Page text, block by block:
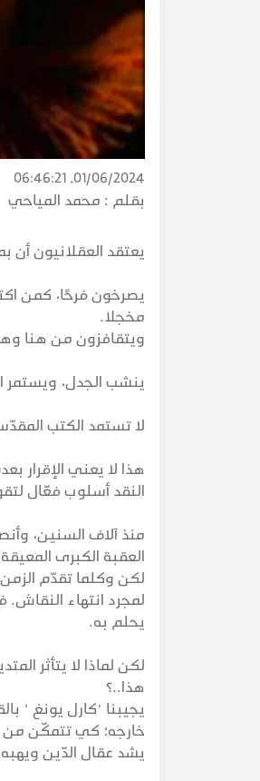
01/06/2024, 06:46:21
بقلم : محمد المياحي
يعتقد العقلانيون
يصرخون فرحًا، كمن
مخجلا.
ويتقافزون من هنا
ينشب الجدل،
لا تستمد الكتب
هذا لا يعني الإقرار
النقد أسلوب فعّال
منذ آلاف السنين،
العقبة الكبرى
لكن وكلما تقدّم
لمجرد انتهاء
يحلم به.
لكن لماذا لا يتأثر
هذا..؟
يجيبنا "كارل يونغ "
خارجه؛ كي تتمكّن من
يشد عقال الدّين